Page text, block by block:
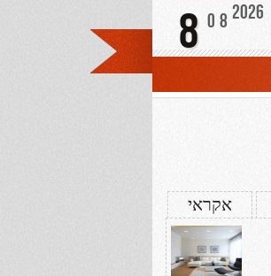
8 082026
אקראי